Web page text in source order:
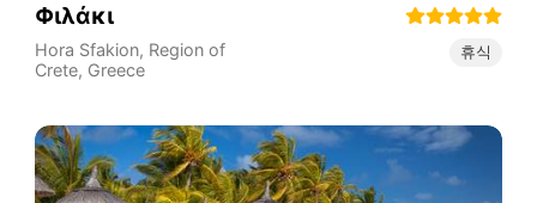
Φιλάκι
Hora Sfakion, Region of
Crete, Greece
휴식